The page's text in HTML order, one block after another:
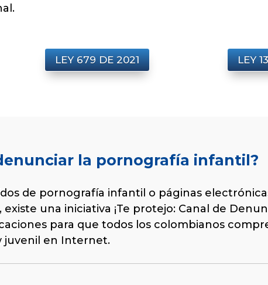
LEY 679 DE 2021 LEY
la pornografía infantil?
de pornografía infantil o páginas
una iniciativa ¡Te protejo: Canal de
para que todos los colombianos
juvenil en Internet.